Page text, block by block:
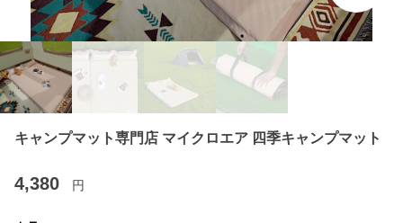
キャンプマット専門店 マイクロエア 四季キャンプマット
4,380 円